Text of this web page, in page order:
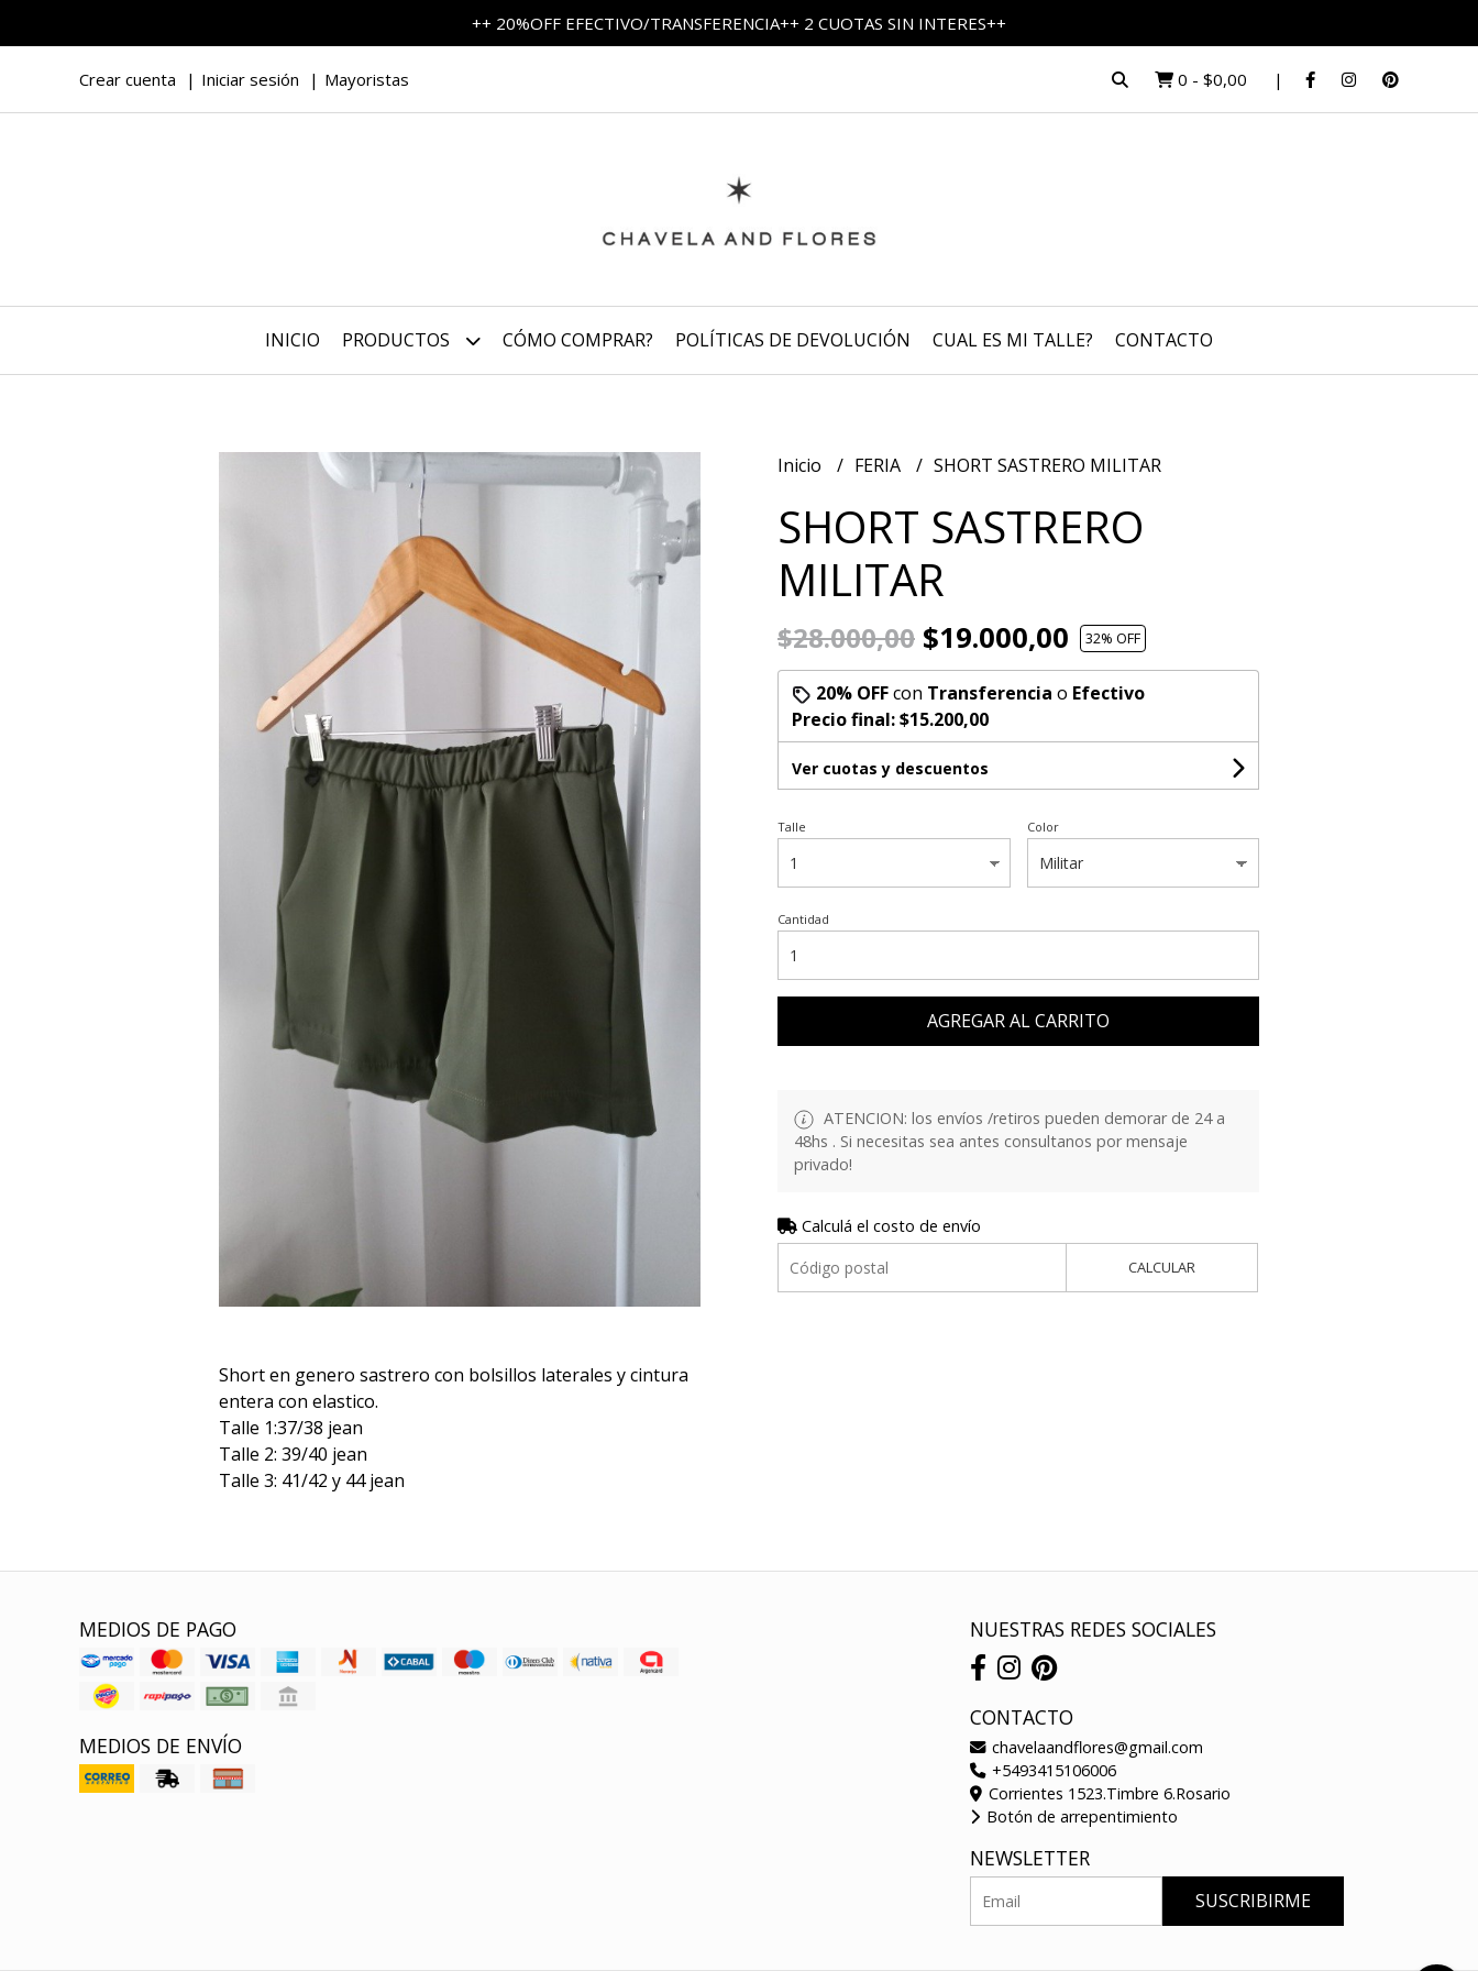
++ 20%OFF EFECTIVO/TRANSFERENCIA++ 2 CUOTAS SIN INTERES++
Crear cuenta Iniciar sesión Mayoristas 0 - $0,00
INICIO PRODUCTOS CÓMO COMPRAR? POLÍTICAS DE DEVOLUCIÓN CUAL ES MI TALLE? CONTACTO
Short en genero sastrero con bolsillos laterales y cintura
entera con elastico.
Talle 1:37/38 jean
Talle 2: 39/40 jean
Talle 3: 41/42 y 44 jean
Inicio FERIA SHORT SASTRERO MILITAR
SHORT SASTRERO
MILITAR
$28.000,00 $19.000,00 32% OFF
20% OFFcon Transferencia o Efectivo
Precio final:$15.200,00
Ver cuotas y descuentos
Talle Color
Cantidad
AGREGAR AL CARRITO
ATENCION: los envíos /retiros pueden demorar de 24 a
48hs . Si necesitas sea antes consultanos por mensaje
privado!
Calculá el costo de envío
CALCULAR
MEDIOS DE PAGO
MEDIOS DE ENVÍO
NUESTRAS REDES SOCIALES
CONTACTO
chavelaandflores@gmail.com
+5493415106006
Corrientes 1523.Timbre 6.Rosario
Botón de arrepentimiento
NEWSLETTER
SUSCRIBIRME